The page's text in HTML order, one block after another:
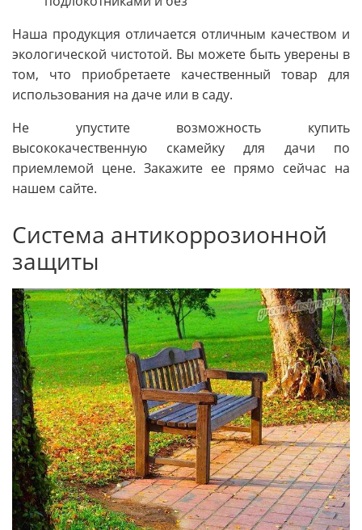
Наша продукция отличается отличным качеством и
экологической чистотой. Вы можете быть уверены в
том, что приобретаете качественный товар для
использования на даче или в саду.
Не упустите возможность купить
высококачественную скамейку для дачи по
приемлемой цене. Закажите ее прямо сейчас на
нашем сайте.
Система антикоррозионной
защиты